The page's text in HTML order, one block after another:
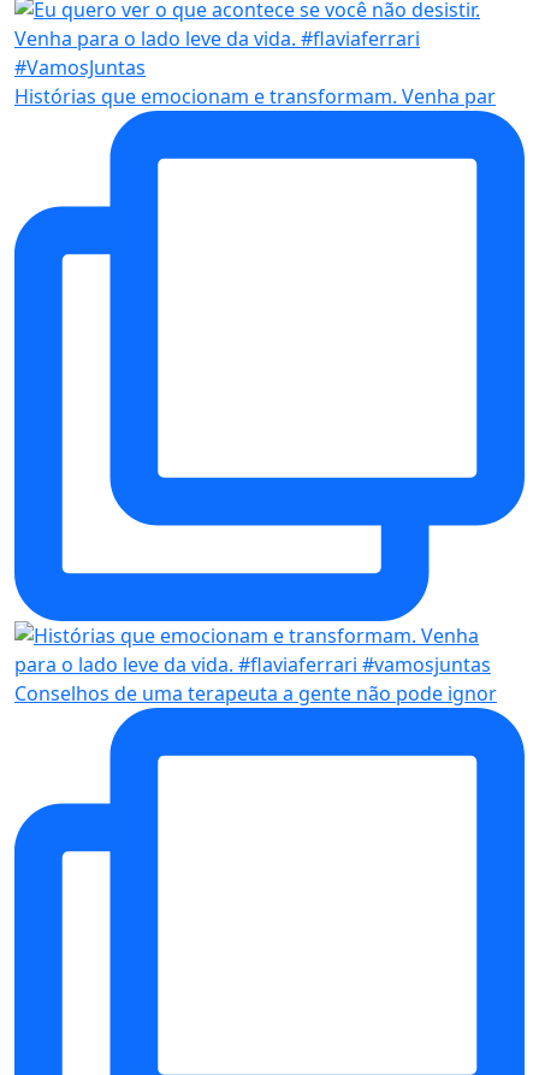
Histórias que emocionam e transformam. Venha par
Conselhos de uma terapeuta a gente não pode ignor